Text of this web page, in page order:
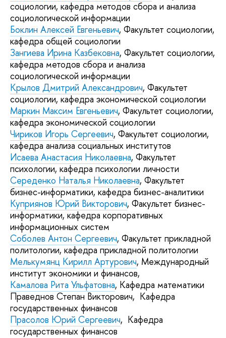
социологии, кафедра методов сбора и анализа
социологической информации
Боклин Алексей Евгеньевич, Факультет социологии,
кафедра общей социологии
Зангиева Ирина Казбековна, Факультет социологии,
кафедра методов сбора и анализа
социологической информации
Крылов Дмитрий Александрович, Факультет
социологии, кафедра экономической социологии
Маркин Максим Евгеньевич, Факультет социологии,
кафедра экономической социологии
Чириков Игорь Сергеевич, Факультет социологии,
кафедра анализа социальных институтов
Исаева Анастасия Николаевна, Факультет
психологии, кафедра психологии личности
Середенко Наталья Николаевна, Факультет
бизнес-информатики, кафедра бизнес-аналитики
Куприянов Юрий Викторович, Факультет бизнес-
информатики, кафедра корпоративных
информационных систем
Соболев Антон Сергеевич, Факультет прикладной
политологии, кафедра прикладной политологии
Мелькумянц Кирилл Артурович, Международный
институт экономики и финансов,
Камалова Рита Ульфатовна, Кафедра математики
Праведнов Степан Викторович, Кафедра
государственных финансов
Прасолов Юрий Сергеевич, Кафедра
государственных финансов